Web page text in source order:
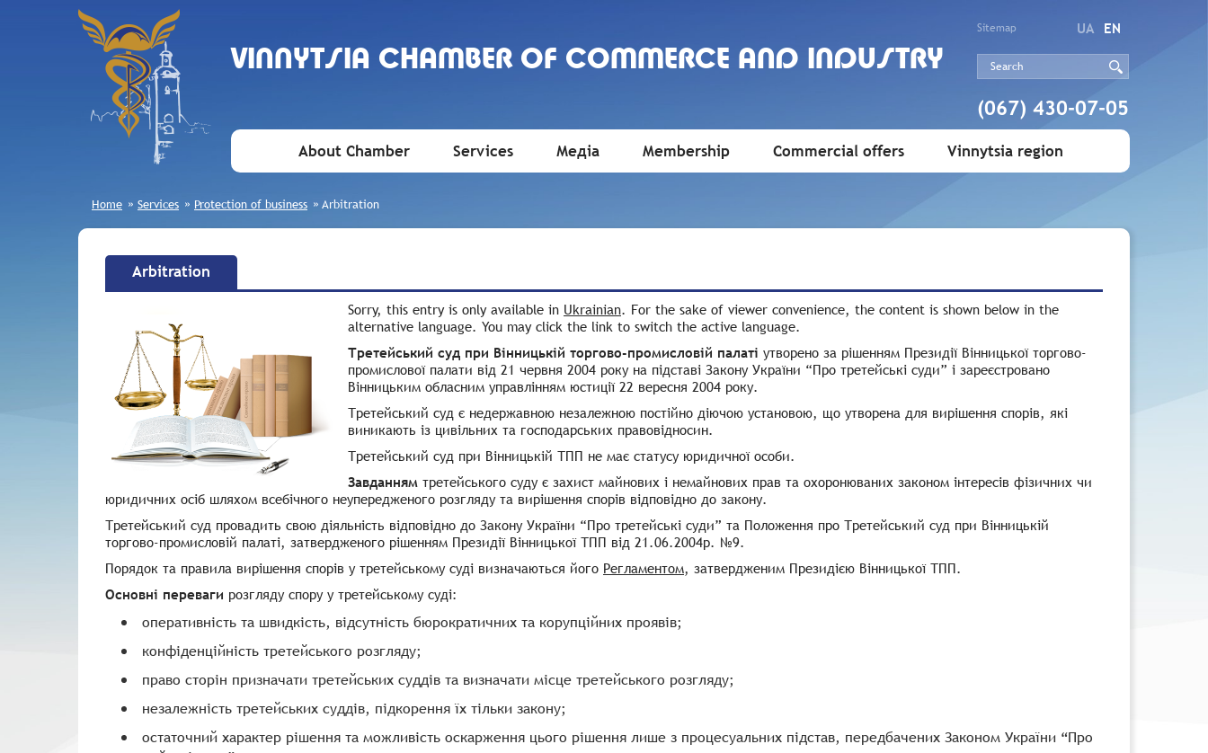
VINNYTSIA CHAMBER OF COMMERCE AND INDUSTRY
Sitemap UA EN
(067) 430-07-05
About Chamber Services Медіа Membership Commercial offers Vinnytsia region
Home » Services » Protection of business » Arbitration
Arbitration
Sorry, this entry is only available in Ukrainian. For the sake of viewer convenience, the content is shown below in the
alternative language. You may click the link to switch the active language.
Третейський суд при Вінницькій торгово-промисловій палаті утворено за рішенням Президії Вінницької торгово-
промислової палати від 21 червня 2004 року на підставі Закону України “Про третейські суди” і зареєстровано
Вінницьким обласним управлінням юстиції 22 вересня 2004 року.
Третейський суд є недержавною незалежною постійно діючою установою, що утворена для вирішення спорів, які
виникають із цивільних та господарських правовідносин.
Третейський суд при Вінницькій ТПП не має статусу юридичної особи.
Завданням третейського суду є захист майнових і немайнових прав та охоронюваних законом інтересів фізичних чи
юридичних осіб шляхом всебічного неупередженого розгляду та вирішення спорів відповідно до закону.
Третейський суд провадить свою діяльність відповідно до Закону України “Про третейські суди” та Положення про Третейський суд при Вінницькій
торгово-промисловій палаті, затвердженого рішенням Президії Вінницької ТПП від 21.06.2004р. №9.
Порядок та правила вирішення спорів у третейському суді визначаються його Регламентом, затвердженим Президією Вінницької ТПП.
Основні переваги розгляду спору у третейському суді:
оперативність та швидкість, відсутність бюрократичних та корупційних проявів;
конфіденційність третейського розгляду;
право сторін призначати третейських суддів та визначати місце третейського розгляду;
незалежність третейських суддів, підкорення їх тільки закону;
остаточний характер рішення та можливість оскарження цього рішення лише з процесуальних підстав, передбачених Законом України “Про